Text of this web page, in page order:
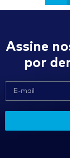
Assine
por